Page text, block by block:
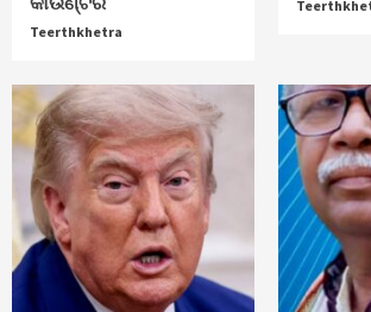
Teerthkhetra